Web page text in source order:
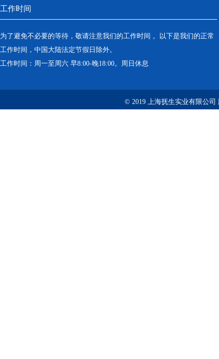
工作时间
为了避免不必要的等待，敬请注意我们的工作时间 。以下是我们的正常
工作时间，中国大陆法定节假日除外。
工作时间：周一至周六 早8:00-晚18:00。周日休息
© 2019 上海抚生实业有限公司